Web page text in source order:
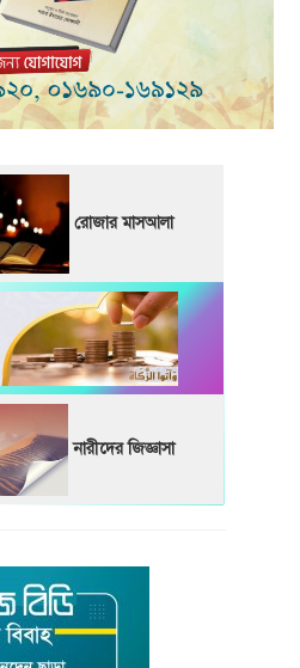
রোজার মাসআলা
নারীদের জিজ্ঞাসা